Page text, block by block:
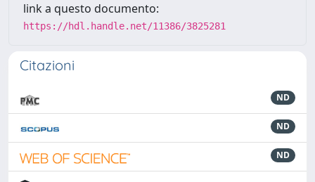
link a questo documento:
https://hdl.handle.net/11386/3825281
Citazioni
ND
ND
ND